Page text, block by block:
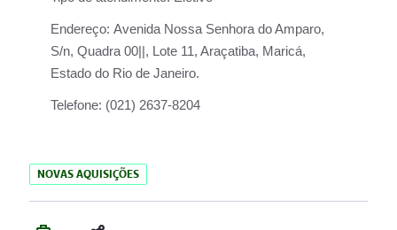
Endereço: Avenida Nossa Senhora do Amparo,
S/n, Quadra 00||, Lote 11, Araçatiba, Maricá,
Estado do Rio de Janeiro.
Telefone: (021) 2637-8204
NOVAS AQUISIÇÕES